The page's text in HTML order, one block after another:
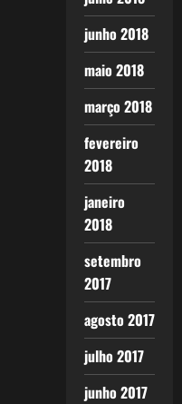
junho 2018
maio 2018
março 2018
fevereiro
2018
janeiro
2018
setembro
2017
agosto 2017
julho 2017
junho 2017